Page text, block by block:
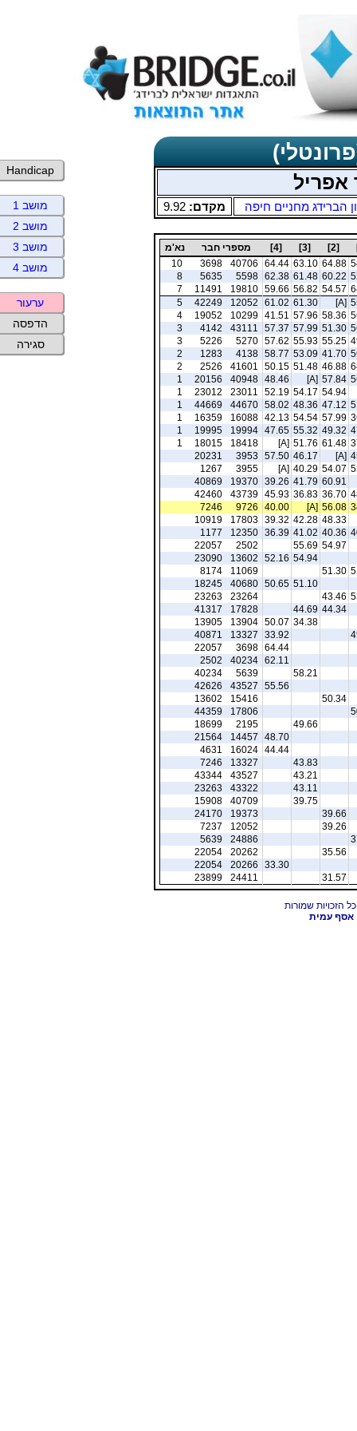
אפריל
הברידג מחניים חיפה מקדם:9.92
[2]
[3]
[4] מספרי חבר
נא'מ
64.88
63.10
64.44
40706
3698
10
60.22
61.48
62.38
5598
5635
8
54.57
56.82
59.66
19810
11491
7
[A]
61.30
61.02
12052
42249
5
58.36
57.96
41.51
10299
19052
4
51.30
57.99
57.37
43111
4142
3
55.25
55.93
57.62
5270
5226
3
41.70
53.09
58.77
4138
1283
2
46.88
51.48
50.15
41601
2526
2
57.84
[A]
48.46
40948
20156
1
54.94
54.17
52.19
23011
23012
1
47.12
48.36
58.02
44670
44669
1
57.99
54.54
42.13
16088
16359
1
49.32
55.32
47.65
19994
19995
1
61.48
51.76
[A]
18418
18015
1
[A]
46.17
57.50
3953
20231
54.07
40.29
[A]
3955
1267
60.91
41.79
39.26
19370
40869
36.70
36.83
45.93
43739
42460
56.08
[A]
40.00
9726
7246
48.33
42.28
39.32
17803
10919
40.36
41.02
36.39
12350
1177
54.97
55.69
2502
22057
54.94
52.16
13602
23090
51.30
11069
8174
51.10
50.65
40680
18245
43.46
23264
23263
44.34
44.69
17828
41317
34.38
50.07
13904
13905
33.92
13327
40871
64.44
3698
22057
62.11
40234
2502
58.21
5639
40234
55.56
43527
42626
50.34
15416
13602
17806
44359
49.66
2195
18699
48.70
14457
21564
44.44
16024
4631
43.83
13327
7246
43.21
43527
43344
43.11
43322
23263
39.75
40709
15908
39.66
19373
24170
39.26
12052
7237
24886
5639
35.56
20262
22054
33.30
20266
22054
31.57
24411
23899
אסף עמית
Handicap
מושב 1
מושב 2
מושב 3
מושב 4
ערעור
הדפסה
סגירה